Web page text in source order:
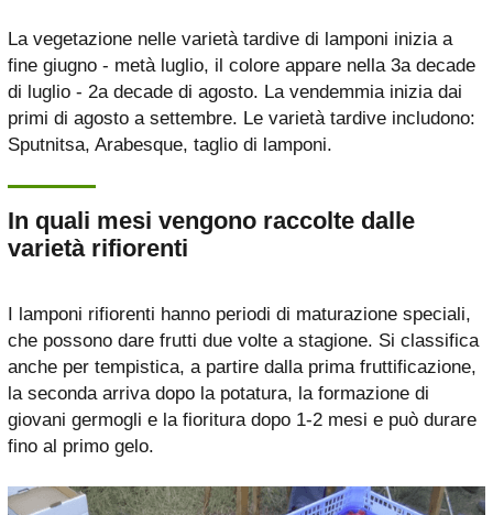
La vegetazione nelle varietà tardive di lamponi inizia a
fine giugno - metà luglio, il colore appare nella 3a decade
di luglio - 2a decade di agosto. La vendemmia inizia dai
primi di agosto a settembre. Le varietà tardive includono:
Sputnitsa, Arabesque, taglio di lamponi.
In quali mesi vengono raccolte dalle
varietà rifiorenti
I lamponi rifiorenti hanno periodi di maturazione speciali,
che possono dare frutti due volte a stagione. Si classifica
anche per tempistica, a partire dalla prima fruttificazione,
la seconda arriva dopo la potatura, la formazione di
giovani germogli e la fioritura dopo 1-2 mesi e può durare
fino al primo gelo.